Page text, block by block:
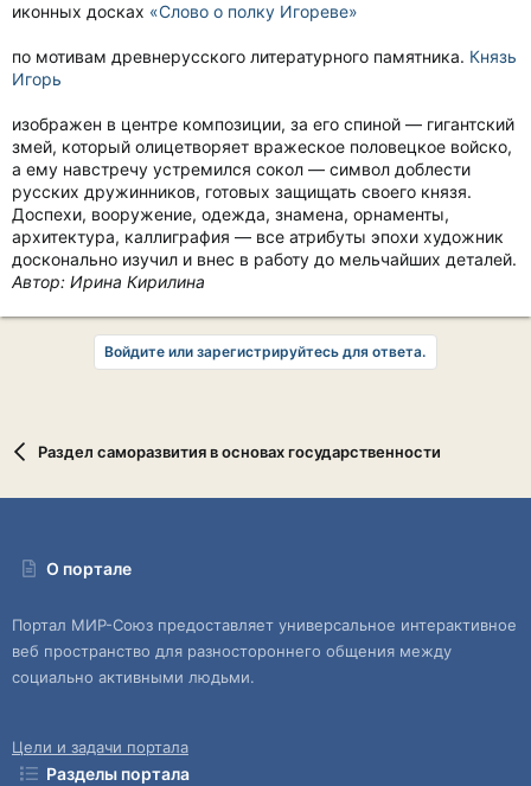
иконных досках «Слово о полку Игореве»
по мотивам древнерусского литературного памятника. Князь
Игорь
изображен в центре композиции, за его спиной — гигантский
змей, который олицетворяет вражеское половецкое войско,
а ему навстречу устремился сокол — символ доблести
русских дружинников, готовых защищать своего князя.
Доспехи, вооружение, одежда, знамена, орнаменты,
архитектура, каллиграфия — все атрибуты эпохи художник
досконально изучил и внес в работу до мельчайших деталей.
Автор: Ирина Кирилина
Войдите или зарегистрируйтесь для ответа.
Раздел саморазвития в основах государственности
О портале
Портал МИР-Союз предоставляет универсальное интерактивное
веб пространство для разностороннего общения между
социально активными людьми.
Цели и задачи портала
Разделы портала